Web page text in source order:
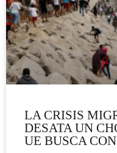
LA CRISIS
DESATA UN
UE BUSCA